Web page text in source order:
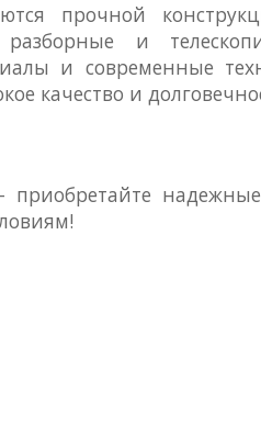
прочной
и
и современные
качество и
приобретайте